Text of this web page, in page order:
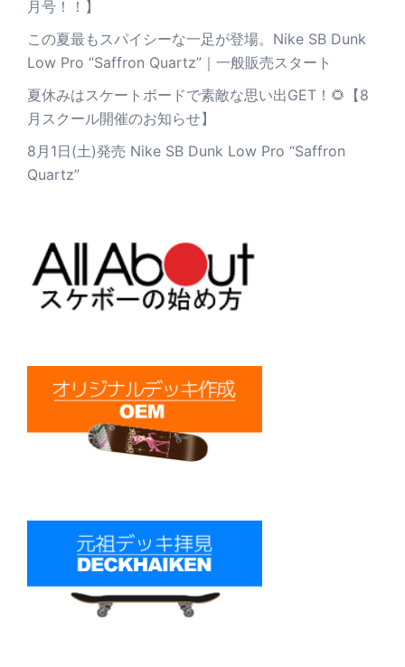
月号！！】
この夏最もスパイシーな一足が登場。Nike SB Dunk
Low Pro “Saffron Quartz”｜一般販売スタート
夏休みはスケートボードで素敵な思い出GET！🌻【8
月スクール開催のお知らせ】
8月1日(土)発売 Nike SB Dunk Low Pro “Saffron
Quartz”